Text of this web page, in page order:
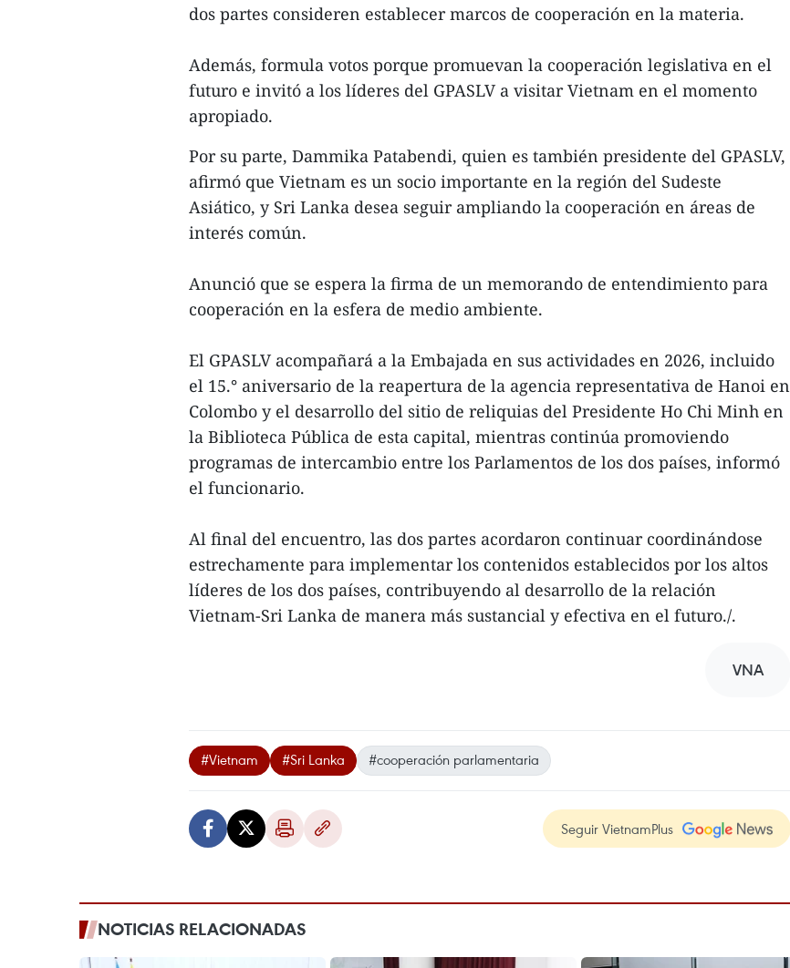
dos partes consideren establecer marcos de cooperación en la materia.
Además, formula votos porque promuevan la cooperación legislativa en el
futuro e invitó a los líderes del GPASLV a visitar Vietnam en el momento
apropiado.
Por su parte, Dammika Patabendi, quien es también presidente del GPASLV,
afirmó que Vietnam es un socio importante en la región del Sudeste
Asiático, y Sri Lanka desea seguir ampliando la cooperación en áreas de
interés común.
Anunció que se espera la firma de un memorando de entendimiento para
cooperación en la esfera de medio ambiente.
El GPASLV acompañará a la Embajada en sus actividades en 2026, incluido
el 15.° aniversario de la reapertura de la agencia representativa de Hanoi en
Colombo y el desarrollo del sitio de reliquias del Presidente Ho Chi Minh en
la Biblioteca Pública de esta capital, mientras continúa promoviendo
programas de intercambio entre los Parlamentos de los dos países, informó
el funcionario.
Al final del encuentro, las dos partes acordaron continuar coordinándose
estrechamente para implementar los contenidos establecidos por los altos
líderes de los dos países, contribuyendo al desarrollo de la relación
Vietnam-Sri Lanka de manera más sustancial y efectiva en el futuro./.
VNA
#Vietnam #Sri Lanka #cooperación parlamentaria
Seguir VietnamPlus
NOTICIAS RELACIONADAS